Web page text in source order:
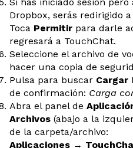
Dropbox, serás redirigido
Toca Permitir para darle
regresará a TouchChat.
Seleccione el archivo de
hacer una copia de
Pulsa para buscar Cargar
de confirmación: Carga
Abra el panel de
Archivos (abajo a la
de la carpeta/archivo:
Aplicaciones →